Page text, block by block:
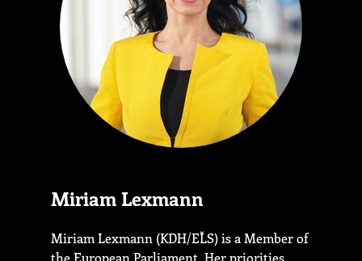
Miriam Lexmann
Miriam Lexmann (KDH/EĽS) is a Member of